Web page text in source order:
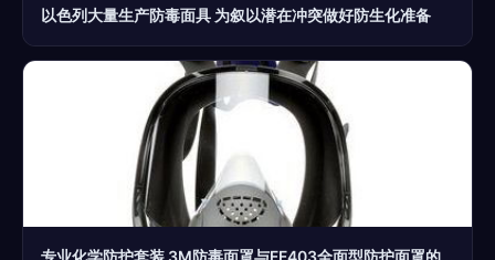
以色列大量生产防毒面具 为叙以潜在冲突做好防生化准备